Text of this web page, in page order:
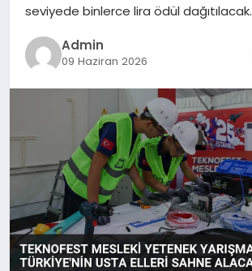
MAGAZIN
TEKNOLOJI
seviyede binlerce lira ödül dağıtılacak.
Admin
09 Haziran 2026